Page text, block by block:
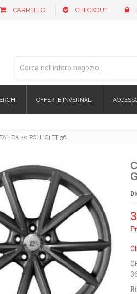
CARRELLO CHECKOUT
OFFERTE INVERNALI
DA 20 POLLICI ET 36
36